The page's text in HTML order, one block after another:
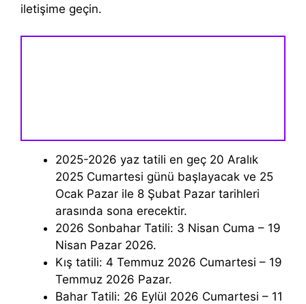
iletişime geçin.
2025-2026 yaz tatili en geç 20 Aralık
2025 Cumartesi günü başlayacak ve 25
Ocak Pazar ile 8 Şubat Pazar tarihleri ​​
arasında sona erecektir.
2026 Sonbahar Tatili: 3 Nisan Cuma – 19
Nisan Pazar 2026.
Kış tatili: 4 Temmuz 2026 Cumartesi – 19
Temmuz 2026 Pazar.
Bahar Tatili: 26 Eylül 2026 Cumartesi – 11